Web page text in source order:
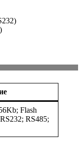
Flash
RS485;